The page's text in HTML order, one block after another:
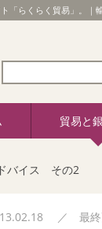
「らくらく貿易」。｜
貿易と
バイス その2
／ 最終